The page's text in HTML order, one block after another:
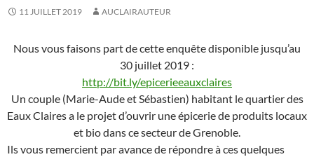
11 JUILLET 2019 AUCLAIRAUTEUR
Nous vous faisons part de cette enquête disponible jusqu’au
30 juillet 2019 :
http://bit.ly/epicerieeauxclaires
Un couple (Marie-Aude et Sébastien) habitant le quartier des
Eaux Claires a le projet d’ouvrir une épicerie de produits locaux
et bio dans ce secteur de Grenoble.
Ils vous remercient par avance de répondre à ces quelques